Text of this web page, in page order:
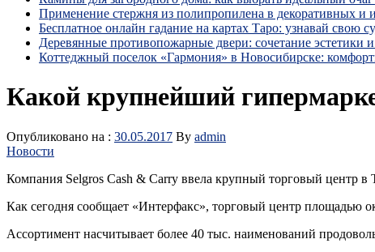
Применение стержня из полипропилена в декоративных и
Бесплатное онлайн гадание на картах Таро: узнавай свою
Деревянные противопожарные двери: сочетание эстетики
Коттеджный поселок «Гармония» в Новосибирске:
Какой крупнейший
Опубликовано на : 30.05.2017 By admin
Новости
Компания Selgros Cash & Carry ввела крупный торговый центр в
Как сегодня сообщает «Интерфакс», торговый центр площадью
Ассортимент насчитывает более 40 тыс. наименований